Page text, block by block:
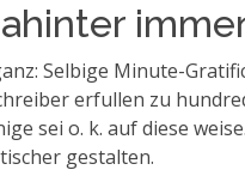
Selbige Minute-
erfullen zu
sei o. k. auf diese
gestalten.